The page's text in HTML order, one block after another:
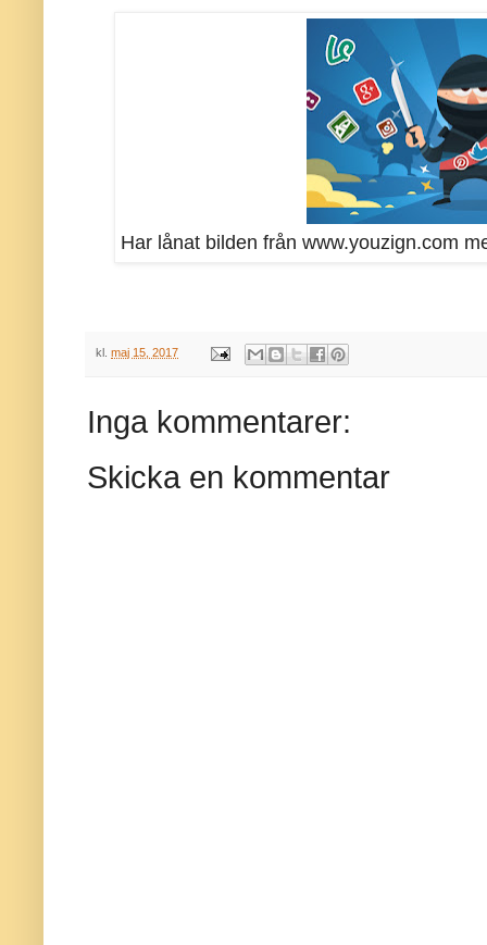
Har lånat bilden från www.youzign.com
kl. maj 15, 2017
Inga kommentarer:
Skicka en kommentar